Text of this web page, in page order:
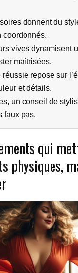
donnent du
coordonnés.
vives dynamisent
maîtrisées.
réussie repose sur
et détails.
un conseil de
faux pas.
qui
physiques,